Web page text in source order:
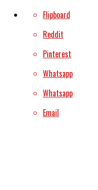
Flipboard
Reddit
Pinterest
Whatsapp
Whatsapp
Email